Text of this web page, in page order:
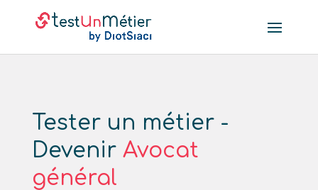
Tester un métier -
Devenir Avocat
général